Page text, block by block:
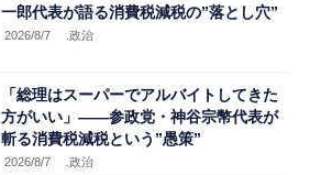
一郎代表が語る消費税減税の”落とし穴”
2026/8/7 .政治
「総理はスーパーでアルバイトしてきた
方がいい」――参政党・神谷宗幣代表が
斬る消費税減税という”愚策”
2026/8/7 .政治